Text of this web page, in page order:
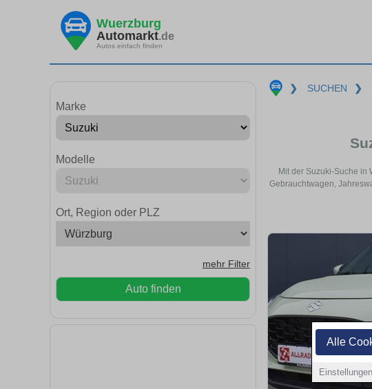
Alle
Einstellungen
Wuerzburg
Automarkt.de
Autos einfach finden
Marke
Modelle
Ort, Region oder PLZ
mehr Filter
Auto finden
❯ SUCHEN ❯
Mit der Suzuki-Suche in
Gebrauchtwagen,